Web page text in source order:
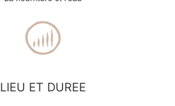
LIEU ET DUREE